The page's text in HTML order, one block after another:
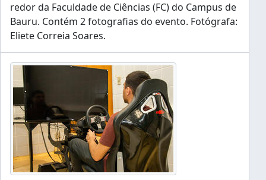
redor da Faculdade de Ciências (FC) do Campus de
Bauru. Contém 2 fotografias do evento. Fotógrafa:
Eliete Correia Soares.